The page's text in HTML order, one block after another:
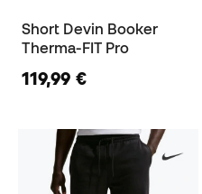
Short Devin Booker
Therma-FIT Pro
119,99 €